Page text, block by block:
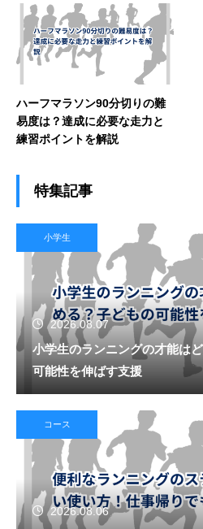
ハーフマラソン90分切りの難
易度は？達成に必要な走力と
練習ポイントを解説
特集記事
小学生
2026.08.07
小学生のランニングの才能は
可能性を伸ばす支援
コース
2026.08.06